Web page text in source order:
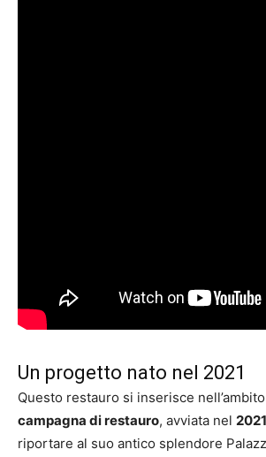
Un progetto nato nel 2021
Questo restauro si inserisce
campagna di restauro, avviata nel 2021
riportare al suo antico splendore